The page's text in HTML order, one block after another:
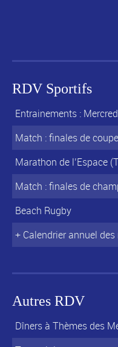
RDV Sportifs
Entrainements :
Match : finales de coupe
Marathon de l’Espace
Match : finales de
Beach Rugby
+ Calendrier annuel
Autres RDV
Dîners à Thèmes des